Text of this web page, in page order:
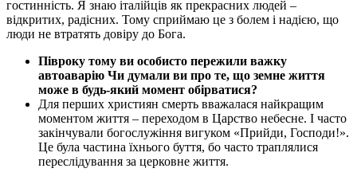
гостинність. Я знаю італійців як прекрасних людей –
відкритих, радісних. Тому сприймаю це з болем і надією, що
люди не втратять довіру до Бога.
Півроку тому ви особисто пережили важку
автоаварію Чи думали ви про те, що земне життя
може в будь-який момент обірватися?
Для перших християн смерть вважалася найкращим
моментом життя – переходом в Царство небесне. І часто
закінчували богослужіння вигуком «Прийди, Господи!».
Це була частина їхнього буття, бо часто траплялися
переслідування за церковне життя.